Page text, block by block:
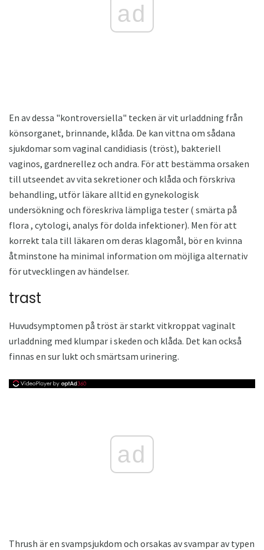
ad
En av dessa "kontroversiella" tecken är vit urladdning från
könsorganet, brinnande, klåda. De kan vittna om sådana
sjukdomar som vaginal candidiasis (tröst), bakteriell
vaginos, gardnerellez och andra. För att bestämma orsaken
till utseendet av vita sekretioner och klåda och förskriva
behandling, utför läkare alltid en gynekologisk
undersökning och föreskriva lämpliga tester ( smärta på
flora , cytologi, analys för dolda infektioner). Men för att
korrekt tala till läkaren om deras klagomål, bör en kvinna
åtminstone ha minimal information om möjliga alternativ
för utvecklingen av händelser.
trast
Huvudsymptomen på tröst är starkt vitkroppat vaginalt
urladdning med klumpar i skeden och klåda. Det kan också
finnas en sur lukt och smärtsam urinering.
ad
Thrush är en svampsjukdom och orsakas av svampar av typen